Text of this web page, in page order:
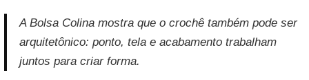
A Bolsa Colina mostra que o crochê também pode ser
arquitetônico: ponto, tela e acabamento trabalham
juntos para criar forma.